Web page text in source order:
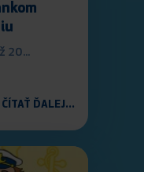
20...
ČÍTAŤ ĎALEJ...